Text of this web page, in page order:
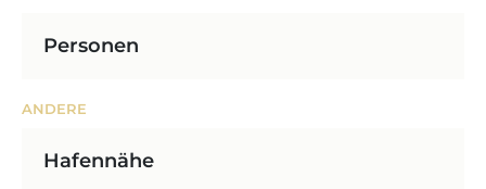
Personen
ANDERE
Hafennähe